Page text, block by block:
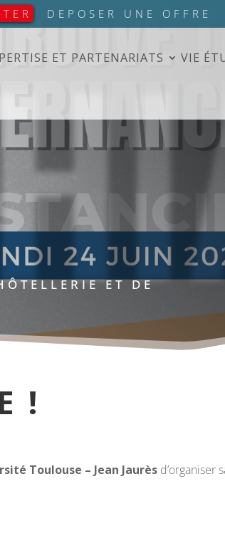
DEPOSER UNE OFFRE
ET PARTENARIATS VIE
ET DE
!
Toulouse – Jean Jaurès d’organiser